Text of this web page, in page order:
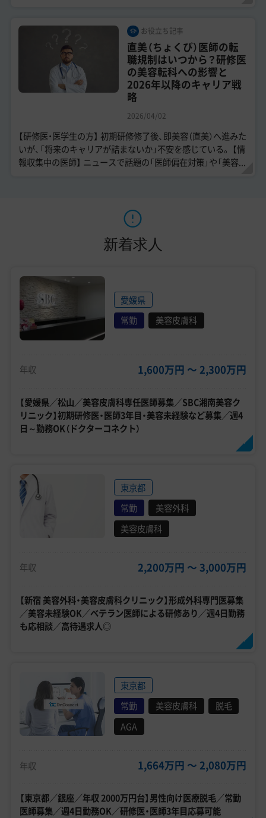
お役立ち記事
直美（ちょくび）医師の転
職規制はいつから？研修医
の美容転科への影響と
2026年以降のキャリア戦
略
2026/04/02
【研修医・医学生の方】 初期研修修了後、即美容（直美）へ進みた
いが、「将来のキャリアが詰まないか」不安を感じている。 【情
報収集中の医師】 ニュースで話題の「医師偏在対策」や「美容...
新着求人
愛媛県
常勤
美容皮膚科
年収 1,600万円 〜 2,300万円
【愛媛県／松山／美容皮膚科専任医師募集／SBC湘南美容ク
リニック】初期研修医・医師3年目・美容未経験など募集／週4
日～勤務OK（ドクターコネクト）
東京都
常勤
美容外科
美容皮膚科
年収 2,200万円 〜 3,000万円
【新宿 美容外科・美容皮膚科クリニック】形成外科専門医募集
／美容未経験OK／ベテラン医師による研修あり／週4日勤務
も応相談／高待遇求人◎
東京都
常勤
美容皮膚科
脱毛
AGA
年収 1,664万円 〜 2,080万円
【東京都／銀座／年収 2000万円台】男性向け医療脱毛／常勤
医師募集／週4日勤務OK／研修医・医師3年目応募可能